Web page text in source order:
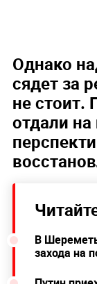
Однако
сядет за
не стоит.
отдали на
В
захода на